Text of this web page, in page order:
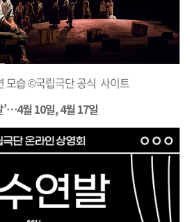
모습 ©국립극단 공식 사이트
’⋯4월 10일, 4월 17일